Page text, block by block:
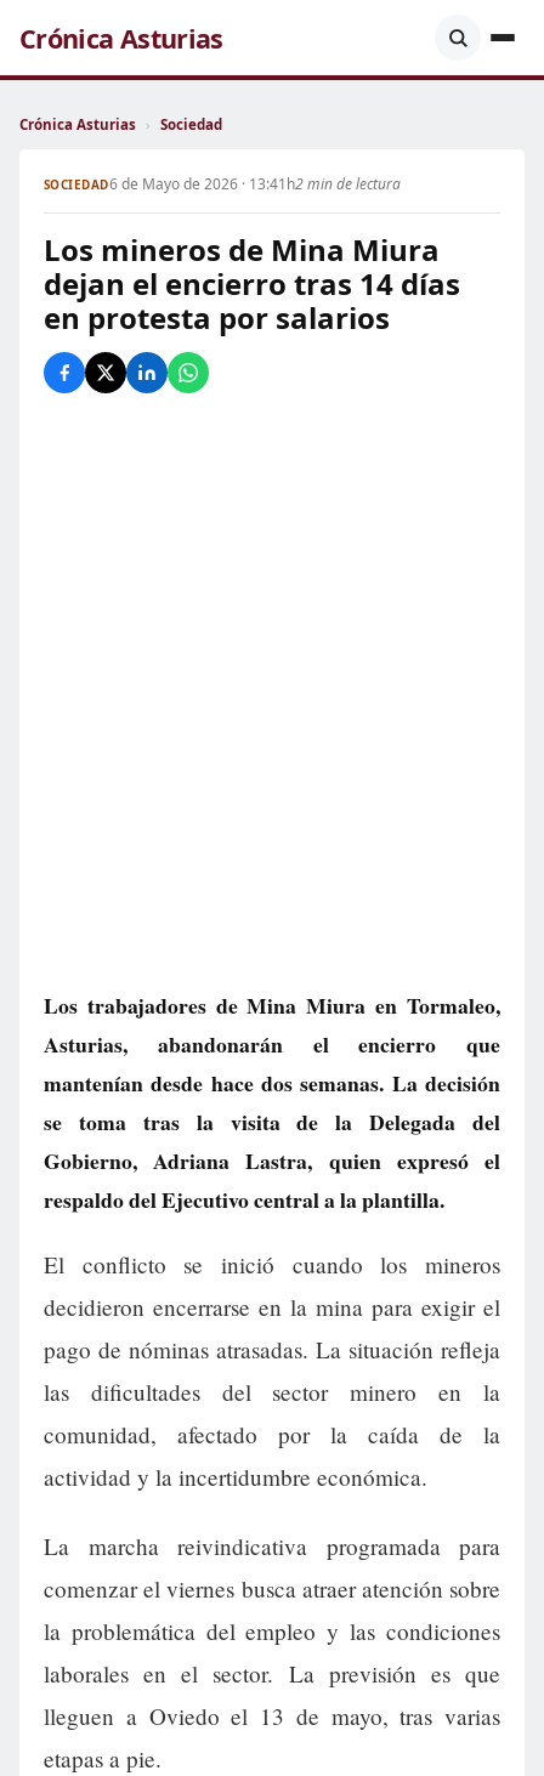
Crónica Asturias
Crónica Asturias › Sociedad
SOCIEDAD6 de Mayo de 2026 · 13:41h2 min de lectura
Los mineros de Mina Miura
dejan el encierro tras 14 días
en protesta por salarios
Los trabajadores de Mina Miura en Tormaleo,
Asturias, abandonarán el encierro que
mantenían desde hace dos semanas. La decisión
se toma tras la visita de la Delegada del
Gobierno, Adriana Lastra, quien expresó el
respaldo del Ejecutivo central a la plantilla.
El conflicto se inició cuando los mineros
decidieron encerrarse en la mina para exigir el
pago de nóminas atrasadas. La situación refleja
las dificultades del sector minero en la
comunidad, afectado por la caída de la
actividad y la incertidumbre económica.
La marcha reivindicativa programada para
comenzar el viernes busca atraer atención sobre
la problemática del empleo y las condiciones
laborales en el sector. La previsión es que
lleguen a Oviedo el 13 de mayo, tras varias
etapas a pie.